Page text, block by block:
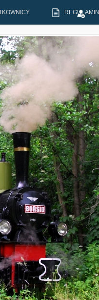
REGULAMIN